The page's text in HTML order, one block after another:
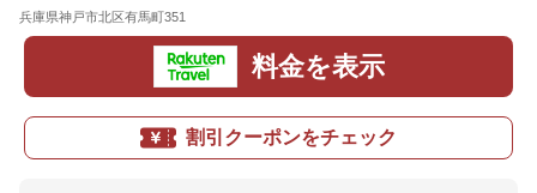
兵庫県神戸市北区有馬町351
料金を表示
割引クーポンをチェック